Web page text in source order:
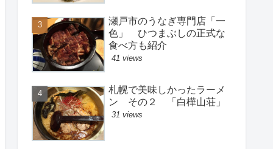
瀬戸市のうなぎ専門店「一
色」 ひつまぶしの正式な
食べ方も紹介
41 views
札幌で美味しかったラーメ
ン その２ 「白樺山荘」
31 views